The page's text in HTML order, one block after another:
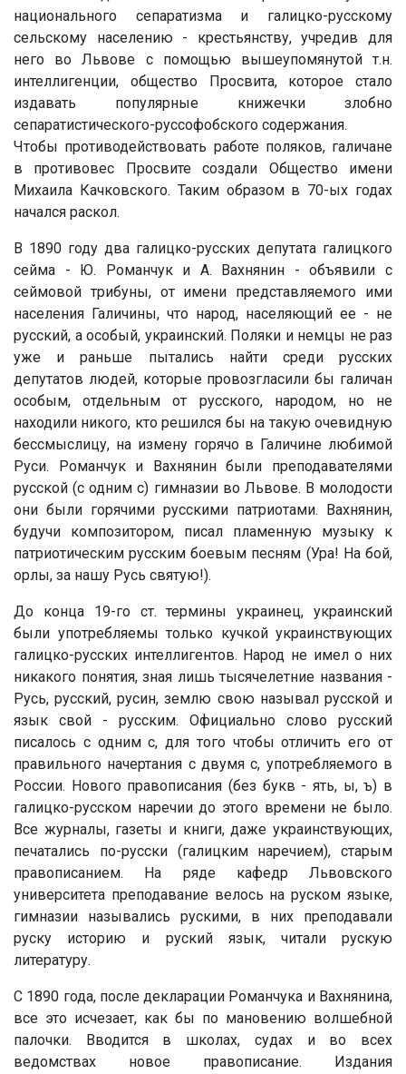
национального сепаратизма и галицко-русскому
сельскому населению - крестьянству, учредив для
него во Львове с помощью вышеупомянутой т.н.
интеллигенции, общество Просвита, которое стало
издавать популярные книжечки злобно
сепаратистического-руссофобского содержания.
Чтобы противодействовать работе поляков, галичане
в противовес Просвите создали Общество имени
Михаила Качковского. Таким образом в 70-ых годах
начался раскол.
В 1890 году два галицко-русских депутата галицкого
сейма - Ю. Романчук и А. Вахнянин - объявили с
сеймовой трибуны, от имени представляемого ими
населения Галичины, что народ, населяющий ее - не
русский, а особый, украинский. Поляки и немцы не раз
уже и раньше пытались найти среди русских
депутатов людей, которые провозгласили бы галичан
особым, отдельным от русского, народом, но не
находили никого, кто решился бы на такую очевидную
бессмыслицу, на измену горячо в Галичине любимой
Руси. Романчук и Вахнянин были преподавателями
русской (с одним с) гимназии во Львове. В молодости
они были горячими русскими патриотами. Вахнянин,
будучи композитором, писал пламенную музыку к
патриотическим русским боевым песням (Ура! На бой,
орлы, за нашу Русь святую!).
До конца 19-го ст. термины украинец, украинский
были употребляемы только кучкой украинствующих
галицко-русских интеллигентов. Народ не имел о них
никакого понятия, зная лишь тысячелетние названия -
Русь, русский, русин, землю свою называл русской и
язык свой - русским. Официально слово русский
писалось с одним с, для того чтобы отличить его от
правильного начертания с двумя с, употребляемого в
России. Нового правописания (без букв - ять, ы, ъ) в
галицко-русском наречии до этого времени не было.
Все журналы, газеты и книги, даже украинствующих,
печатались по-русски (галицким наречием), старым
правописанием. На ряде кафедр Львовского
университета преподавание велось на руском языке,
гимназии назывались рускими, в них преподавали
руску историю и руский язык, читали рускую
литературу.
С 1890 года, после декларации Романчука и Вахнянина,
все это исчезает, как бы по мановению волшебной
палочки. Вводится в школах, судах и во всех
ведомствах новое правописание. Издания